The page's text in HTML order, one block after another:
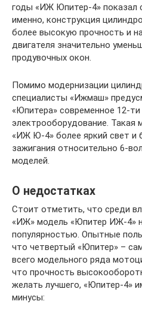
годы «ИЖ Юпитер-4» показал
именно, конструкция
более высокую прочность и
двигателя значительно
продувочных окон.
Помимо модернизации
специалисты «Ижмаш»
«Юпитера» современное 12-
электрооборудование. Такая
«ИЖ Ю-4» более яркий свет и
зажигания относительно 6-
моделей.
О недостатках
Стоит отметить, что среди
«ИЖ» модель «Юпитер ИЖ-4»
популярностью. Опытные
что четвертый «Юпитер» –
всего модельного ряда
что прочность
желать лучшего, «Юпитер-4»
минусы: